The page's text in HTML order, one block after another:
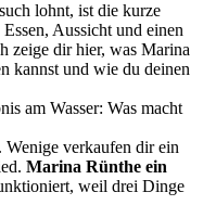
lohnt, ist die kurze
Aussicht und einen
zeige dir hier, was Marina
kannst und wie du deinen
am Wasser: Was macht
Wenige verkaufen dir ein
Marina Rünthe ein
weil drei Dinge